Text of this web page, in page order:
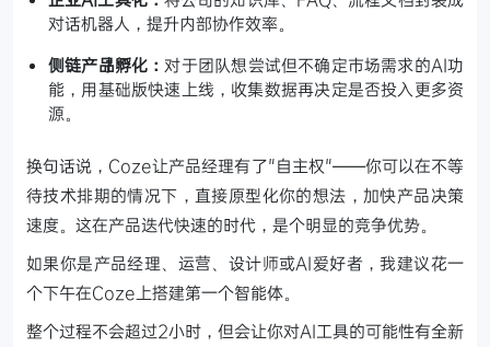
对话机器人，提升内部协作效率。
侧链产品孵化： 对于团队想尝试但不确定市场需求的AI功
能，用基础版快速上线，收集数据再决定是否投入更多资
源。
换句话说，Coze让产品经理有了"自主权"——你可以在不等
待技术排期的情况下，直接原型化你的想法，加快产品决策
速度。这在产品迭代快速的时代，是个明显的竞争优势。
如果你是产品经理、运营、设计师或AI爱好者，我建议花一
个下午在Coze上搭建第一个智能体。
整个过程不会超过2小时，但会让你对AI工具的可能性有全新